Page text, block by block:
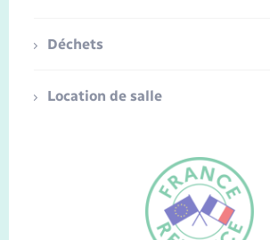
Déchets
Location de salle